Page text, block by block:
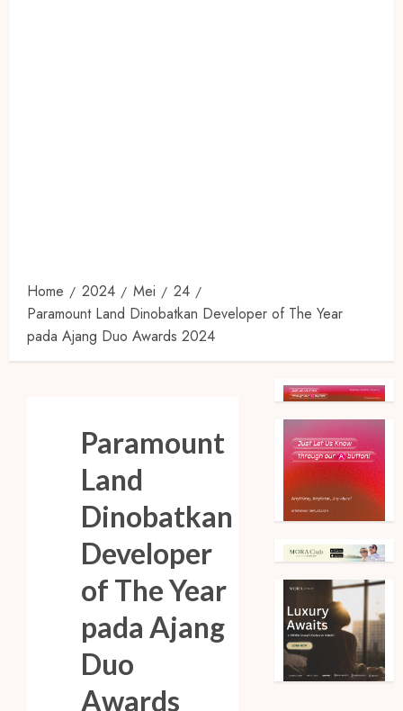
Home 2024 Mei
24
Paramount Land Dinobatkan Developer of The Year
pada Ajang Duo Awards 2024
Paramount
Land
Dinobatkan
Developer
of The Year
pada Ajang
Duo
Awards